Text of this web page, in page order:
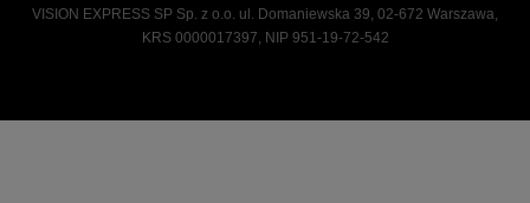
VISION EXPRESS SP Sp. z o.o. ul. Domaniewska 39, 02-672 Warszawa,
KRS 0000017397, NIP 951-19-72-542